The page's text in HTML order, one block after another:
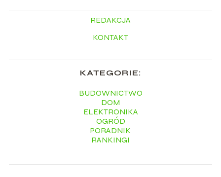
REDAKCJA
KONTAKT
KATEGORIE:
BUDOWNICTWO
DOM
ELEKTRONIKA
OGRÓD
PORADNIK
RANKINGI